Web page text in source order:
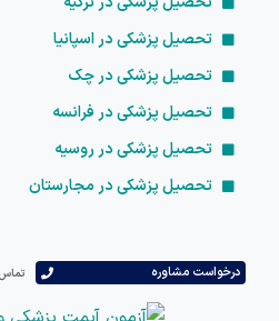
درخواست مشاوره تماس: 02191494999
تحصیل پزشکی در اسپانیا
تحصیل پزشکی در چک
تحصیل پزشکی در فرانسه
تحصیل پزشکی در روسیه
تحصیل پزشکی در مجارستان